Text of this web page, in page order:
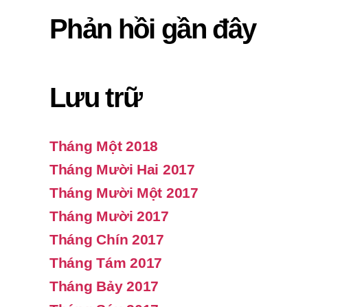
Phản hồi gần đây
Lưu trữ
Tháng Một 2018
Tháng Mười Hai 2017
Tháng Mười Một 2017
Tháng Mười 2017
Tháng Chín 2017
Tháng Tám 2017
Tháng Bảy 2017